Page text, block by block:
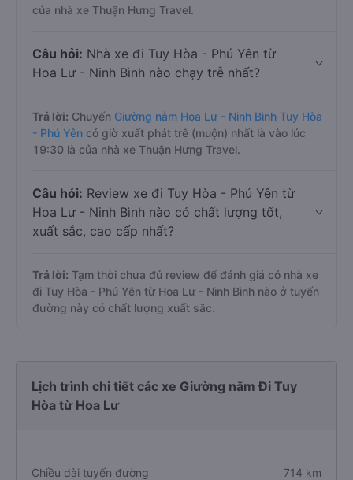
của nhà xe Thuận Hưng Travel.
Câu hỏi: Nhà xe đi Tuy Hòa - Phú Yên từ
Hoa Lư - Ninh Bình nào chạy trễ nhất?
Trả lời: Chuyến Giường nằm Hoa Lư - Ninh Bình Tuy Hòa
- Phú Yên có giờ xuất phát trễ (muộn) nhất là vào lúc
19:30 là của nhà xe Thuận Hưng Travel.
Câu hỏi: Review xe đi Tuy Hòa - Phú Yên từ
Hoa Lư - Ninh Bình nào có chất lượng tốt,
xuất sắc, cao cấp nhất?
Trả lời: Tạm thời chưa đủ review để đánh giá có nhà xe
đi Tuy Hòa - Phú Yên từ Hoa Lư - Ninh Bình nào ở tuyến
đường này có chất lượng xuất sắc.
Lịch trình chi tiết các xe Giường nằm Đi Tuy
Hòa từ Hoa Lư
Chiều dài tuyến đường 714 km